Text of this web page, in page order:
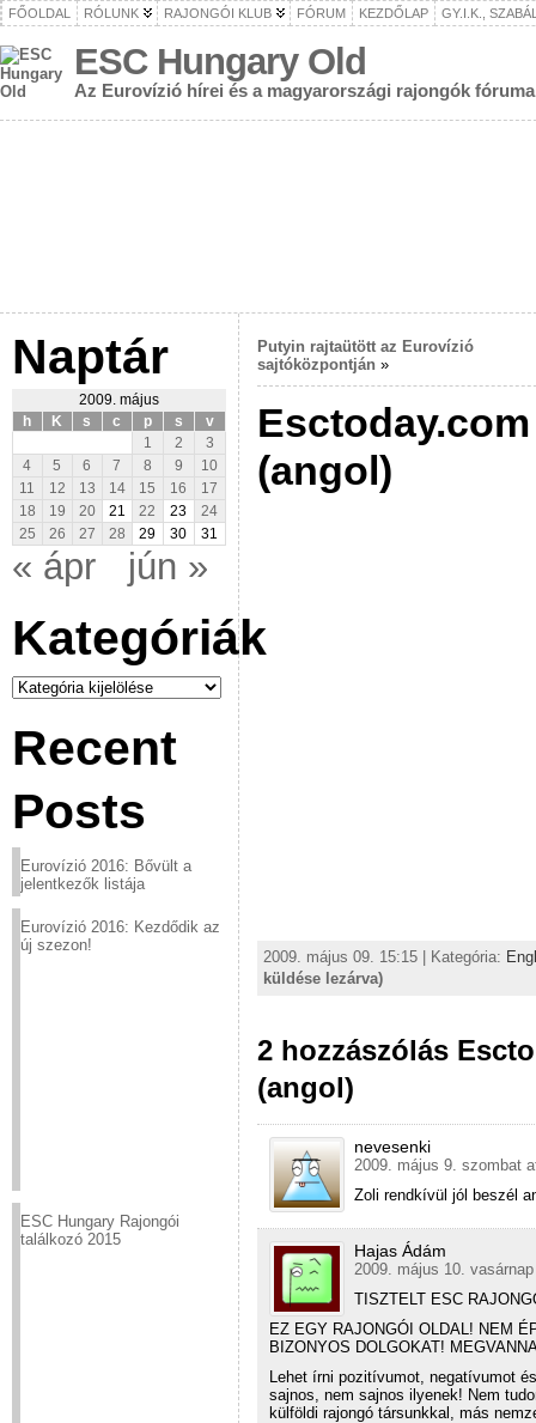
FŐOLDAL RÓLUNK RAJONGÓI KLUB FÓRUM KEZDŐLAP GY.I.K.,
ESC Hungary Old
Az Eurovízió hírei és a magyarországi rajongók fóruma
Naptár
2009. május
h
K s c p s
v
1
2
3
4
5 6 7 8 9
10
11
12 13 14 15 16
17
18
19 20 21 22 23
24
25
26 27 28 29 30 31
« ápr jún »
Kategóriák
Kategóriák
Recent
Posts
Eurovízió 2016: Bővült a
jelentkezők listája
Eurovízió 2016: Kezdődik az
új szezon!
ESC Hungary Rajongói
találkozó 2015
Putyin rajtaütött az Eurovízió
sajtóközpontján »
(angol)
2009. május 09. 15:15 | Kategória:
küldése lezárva)
2 hozzászólás
(angol)
nevesenki
2009. május 9. szombat
Zoli rendkívül jól beszél
Hajas Ádám
2009. május 10.
TISZTELT ESC
EZ EGY RAJONGÓI OLDAL! NEM
BIZONYOS DOLGOKAT!
Lehet írni pozitívumot, negatívumot
sajnos, nem sajnos ilyenek! Nem
külföldi rajongó társunkkal, más